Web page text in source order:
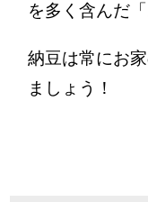
を多く含んだ
納豆は常にお
ましょう！